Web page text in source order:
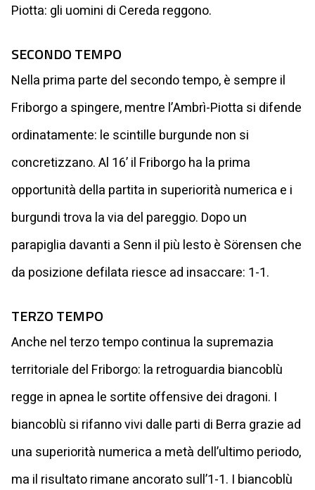
Piotta: gli uomini di Cereda reggono.
SECONDO TEMPO
Nella prima parte del secondo tempo, è sempre il
Friborgo a spingere, mentre l’Ambrì-Piotta si difende
ordinatamente: le scintille burgunde non si
concretizzano. Al 16’ il Friborgo ha la prima
opportunità della partita in superiorità numerica e i
burgundi trova la via del pareggio. Dopo un
parapiglia davanti a Senn il più lesto è Sörensen che
da posizione defilata riesce ad insaccare: 1-1.
TERZO TEMPO
Anche nel terzo tempo continua la supremazia
territoriale del Friborgo: la retroguardia biancoblù
regge in apnea le sortite offensive dei dragoni. I
biancoblù si rifanno vivi dalle parti di Berra grazie ad
una superiorità numerica a metà dell’ultimo periodo,
ma il risultato rimane ancorato sull’1-1. I biancoblù